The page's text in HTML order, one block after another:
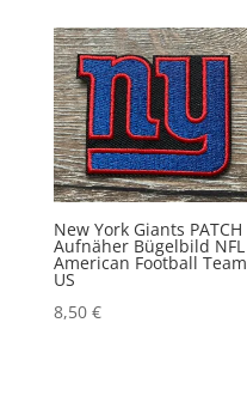
New York Giants PATCH
Aufnäher Bügelbild NFL
American Football Team
US
8,50 €